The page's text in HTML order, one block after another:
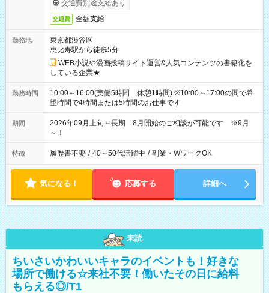
交通費別途支給あり
交通費 全額支給
勤務地
東京都渋谷区
恵比寿駅から徒歩5分
WEB小説や漫画投稿サイト運営&人気コンテンツの書籍化を
している企業★
勤務時間
10:00～16:00(実働5時間 休憩1時間) ※10:00～17:00の間で希
望時間で4時間または5時間のお仕事です
期間
2026年09月上旬～長期 8月開始のご相談が可能です ※9月
～！
特徴 履歴書不要 / 40～50代活躍中 / 副業・WワークOK
気になる！ 応募する 詳細へ
未読
ちいさいかわいいキャラのイベントも！好きな
場所で働ける☆来社不要！働いたその日に給料
もらえる◎/T1